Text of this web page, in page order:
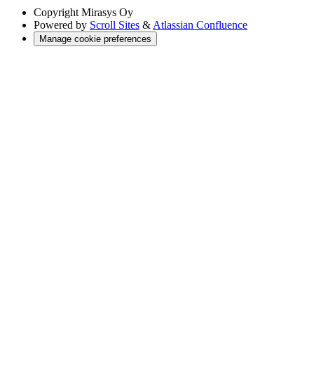
Copyright Mirasys Oy
Powered by Scroll Sites & Atlassian Confluence
Manage cookie preferences